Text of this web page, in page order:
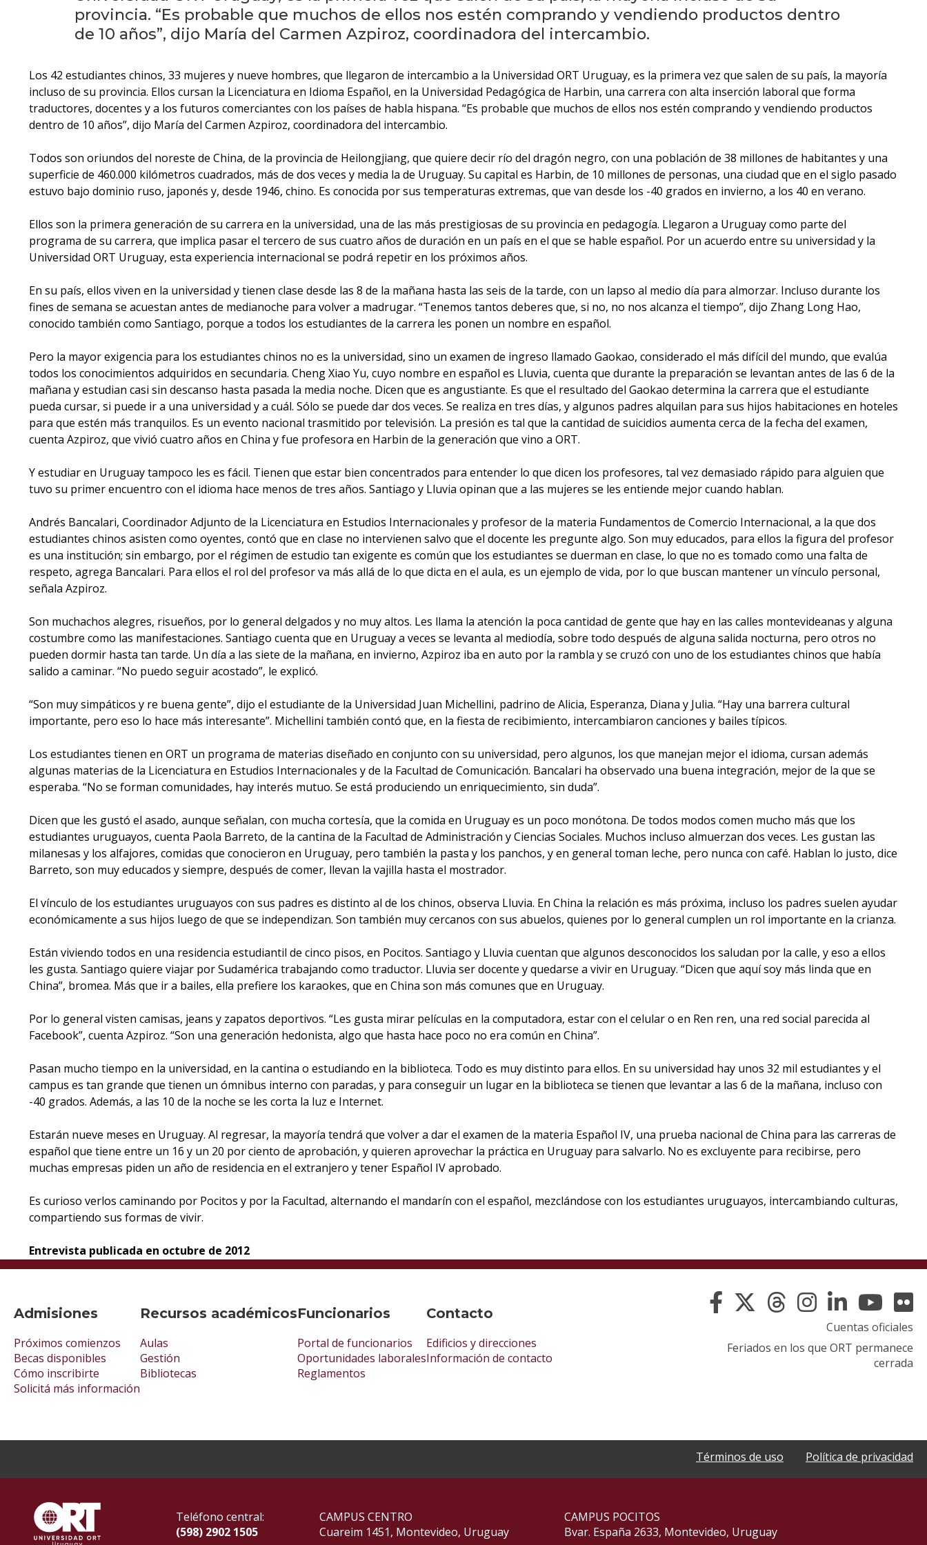
Testimonios
en
los
medios
Sobresalientes
institucional
provincia. “Es probable que muchos de ellos nos estén comprando y vendiendo productos dentro
de 10 años”, dijo María del Carmen Azpiroz, coordinadora del intercambio.
Los 42 estudiantes chinos, 33 mujeres y nueve hombres, que llegaron de intercambio a la Universidad ORT Uruguay, es la primera vez que salen de su país, la mayoría
incluso de su provincia. Ellos cursan la Licenciatura en Idioma Español, en la Universidad Pedagógica de Harbin, una carrera con alta inserción laboral que forma
traductores, docentes y a los futuros comerciantes con los países de habla hispana. “Es probable que muchos de ellos nos estén comprando y vendiendo productos
dentro de 10 años”, dijo María del Carmen Azpiroz, coordinadora del intercambio.
Todos son oriundos del noreste de China, de la provincia de Heilongjiang, que quiere decir río del dragón negro, con una población de 38 millones de habitantes y una
superficie de 460.000 kilómetros cuadrados, más de dos veces y media la de Uruguay. Su capital es Harbin, de 10 millones de personas, una ciudad que en el siglo pasado
estuvo bajo dominio ruso, japonés y, desde 1946, chino. Es conocida por sus temperaturas extremas, que van desde los -40 grados en invierno, a los 40 en verano.
Ellos son la primera generación de su carrera en la universidad, una de las más prestigiosas de su provincia en pedagogía. Llegaron a Uruguay como parte del
programa de su carrera, que implica pasar el tercero de sus cuatro años de duración en un país en el que se hable español. Por un acuerdo entre su universidad y la
Universidad ORT Uruguay, esta experiencia internacional se podrá repetir en los próximos años.
En su país, ellos viven en la universidad y tienen clase desde las 8 de la mañana hasta las seis de la tarde, con un lapso al medio día para almorzar. Incluso durante los
fines de semana se acuestan antes de medianoche para volver a madrugar. “Tenemos tantos deberes que, si no, no nos alcanza el tiempo”, dijo Zhang Long Hao,
conocido también como Santiago, porque a todos los estudiantes de la carrera les ponen un nombre en español.
Pero la mayor exigencia para los estudiantes chinos no es la universidad, sino un examen de ingreso llamado Gaokao, considerado el más difícil del mundo, que evalúa
todos los conocimientos adquiridos en secundaria. Cheng Xiao Yu, cuyo nombre en español es Lluvia, cuenta que durante la preparación se levantan antes de las 6 de la
mañana y estudian casi sin descanso hasta pasada la media noche. Dicen que es angustiante. Es que el resultado del Gaokao determina la carrera que el estudiante
pueda cursar, si puede ir a una universidad y a cuál. Sólo se puede dar dos veces. Se realiza en tres días, y algunos padres alquilan para sus hijos habitaciones en hoteles
para que estén más tranquilos. Es un evento nacional trasmitido por televisión. La presión es tal que la cantidad de suicidios aumenta cerca de la fecha del examen,
cuenta Azpiroz, que vivió cuatro años en China y fue profesora en Harbin de la generación que vino a ORT.
Y estudiar en Uruguay tampoco les es fácil. Tienen que estar bien concentrados para entender lo que dicen los profesores, tal vez demasiado rápido para alguien que
tuvo su primer encuentro con el idioma hace menos de tres años. Santiago y Lluvia opinan que a las mujeres se les entiende mejor cuando hablan.
Andrés Bancalari, Coordinador Adjunto de la Licenciatura en Estudios Internacionales y profesor de la materia Fundamentos de Comercio Internacional, a la que dos
estudiantes chinos asisten como oyentes, contó que en clase no intervienen salvo que el docente les pregunte algo. Son muy educados, para ellos la figura del profesor
es una institución; sin embargo, por el régimen de estudio tan exigente es común que los estudiantes se duerman en clase, lo que no es tomado como una falta de
respeto, agrega Bancalari. Para ellos el rol del profesor va más allá de lo que dicta en el aula, es un ejemplo de vida, por lo que buscan mantener un vínculo personal,
señala Azpiroz.
Son muchachos alegres, risueños, por lo general delgados y no muy altos. Les llama la atención la poca cantidad de gente que hay en las calles montevideanas y alguna
costumbre como las manifestaciones. Santiago cuenta que en Uruguay a veces se levanta al mediodía, sobre todo después de alguna salida nocturna, pero otros no
pueden dormir hasta tan tarde. Un día a las siete de la mañana, en invierno, Azpiroz iba en auto por la rambla y se cruzó con uno de los estudiantes chinos que había
salido a caminar. “No puedo seguir acostado”, le explicó.
“Son muy simpáticos y re buena gente”, dijo el estudiante de la Universidad Juan Michellini, padrino de Alicia, Esperanza, Diana y Julia. “Hay una barrera cultural
importante, pero eso lo hace más interesante”. Michellini también contó que, en la fiesta de recibimiento, intercambiaron canciones y bailes típicos.
Los estudiantes tienen en ORT un programa de materias diseñado en conjunto con su universidad, pero algunos, los que manejan mejor el idioma, cursan además
algunas materias de la Licenciatura en Estudios Internacionales y de la Facultad de Comunicación. Bancalari ha observado una buena integración, mejor de la que se
esperaba. “No se forman comunidades, hay interés mutuo. Se está produciendo un enriquecimiento, sin duda”.
Dicen que les gustó el asado, aunque señalan, con mucha cortesía, que la comida en Uruguay es un poco monótona. De todos modos comen mucho más que los
estudiantes uruguayos, cuenta Paola Barreto, de la cantina de la Facultad de Administración y Ciencias Sociales. Muchos incluso almuerzan dos veces. Les gustan las
milanesas y los alfajores, comidas que conocieron en Uruguay, pero también la pasta y los panchos, y en general toman leche, pero nunca con café. Hablan lo justo, dice
Barreto, son muy educados y siempre, después de comer, llevan la vajilla hasta el mostrador.
El vínculo de los estudiantes uruguayos con sus padres es distinto al de los chinos, observa Lluvia. En China la relación es más próxima, incluso los padres suelen ayudar
económicamente a sus hijos luego de que se independizan. Son también muy cercanos con sus abuelos, quienes por lo general cumplen un rol importante en la crianza.
Están viviendo todos en una residencia estudiantil de cinco pisos, en Pocitos. Santiago y Lluvia cuentan que algunos desconocidos los saludan por la calle, y eso a ellos
les gusta. Santiago quiere viajar por Sudamérica trabajando como traductor. Lluvia ser docente y quedarse a vivir en Uruguay. “Dicen que aquí soy más linda que en
China”, bromea. Más que ir a bailes, ella prefiere los karaokes, que en China son más comunes que en Uruguay.
Por lo general visten camisas, jeans y zapatos deportivos. “Les gusta mirar películas en la computadora, estar con el celular o en Ren ren, una red social parecida al
Facebook”, cuenta Azpiroz. “Son una generación hedonista, algo que hasta hace poco no era común en China”.
Pasan mucho tiempo en la universidad, en la cantina o estudiando en la biblioteca. Todo es muy distinto para ellos. En su universidad hay unos 32 mil estudiantes y el
campus es tan grande que tienen un ómnibus interno con paradas, y para conseguir un lugar en la biblioteca se tienen que levantar a las 6 de la mañana, incluso con
-40 grados. Además, a las 10 de la noche se les corta la luz e Internet.
Estarán nueve meses en Uruguay. Al regresar, la mayoría tendrá que volver a dar el examen de la materia Español IV, una prueba nacional de China para las carreras de
español que tiene entre un 16 y un 20 por ciento de aprobación, y quieren aprovechar la práctica en Uruguay para salvarlo. No es excluyente para recibirse, pero
muchas empresas piden un año de residencia en el extranjero y tener Español IV aprobado.
Es curioso verlos caminando por Pocitos y por la Facultad, alternando el mandarín con el español, mezclándose con los estudiantes uruguayos, intercambiando culturas,
compartiendo sus formas de vivir.
Entrevista publicada en octubre de 2012
Admisiones
Próximos comienzos
Becas disponibles
Cómo inscribirte
Solicitá más información
Recursos académicos
Aulas
Gestión
Bibliotecas
Funcionarios
Portal de funcionarios
Oportunidades laborales
Reglamentos
Contacto
Edificios y direcciones
Información de contacto
Cuentas oficiales
Feriados en los que ORT permanece
cerrada
Términos de uso Política de privacidad
Teléfono central:
(598) 2902 1505
CAMPUS CENTRO
Cuareim 1451, Montevideo, Uruguay
CAMPUS POCITOS
Bvar. España 2633, Montevideo, Uruguay